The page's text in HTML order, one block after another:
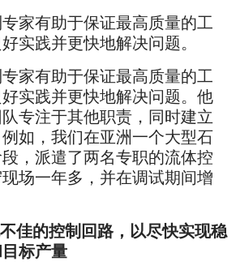
家有助于保证最高质量的工
实践并更快地解决问题。
家有助于保证最高质量的工
实践并更快地解决问题。他
专注于其他职责，同时建立
如，我们在亚洲一个大型石
，派遣了两名专职的流体控
场一年多，并在调试期间增
佳的控制回路，以尽快实现稳
标产量